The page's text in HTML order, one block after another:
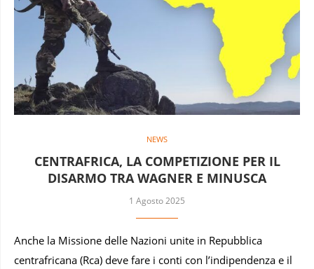
NEWS
CENTRAFRICA, LA COMPETIZIONE PER IL
DISARMO TRA WAGNER E MINUSCA
1 Agosto 2025
Anche la Missione delle Nazioni unite in Repubblica
centrafricana (Rca) deve fare i conti con l’indipendenza e il